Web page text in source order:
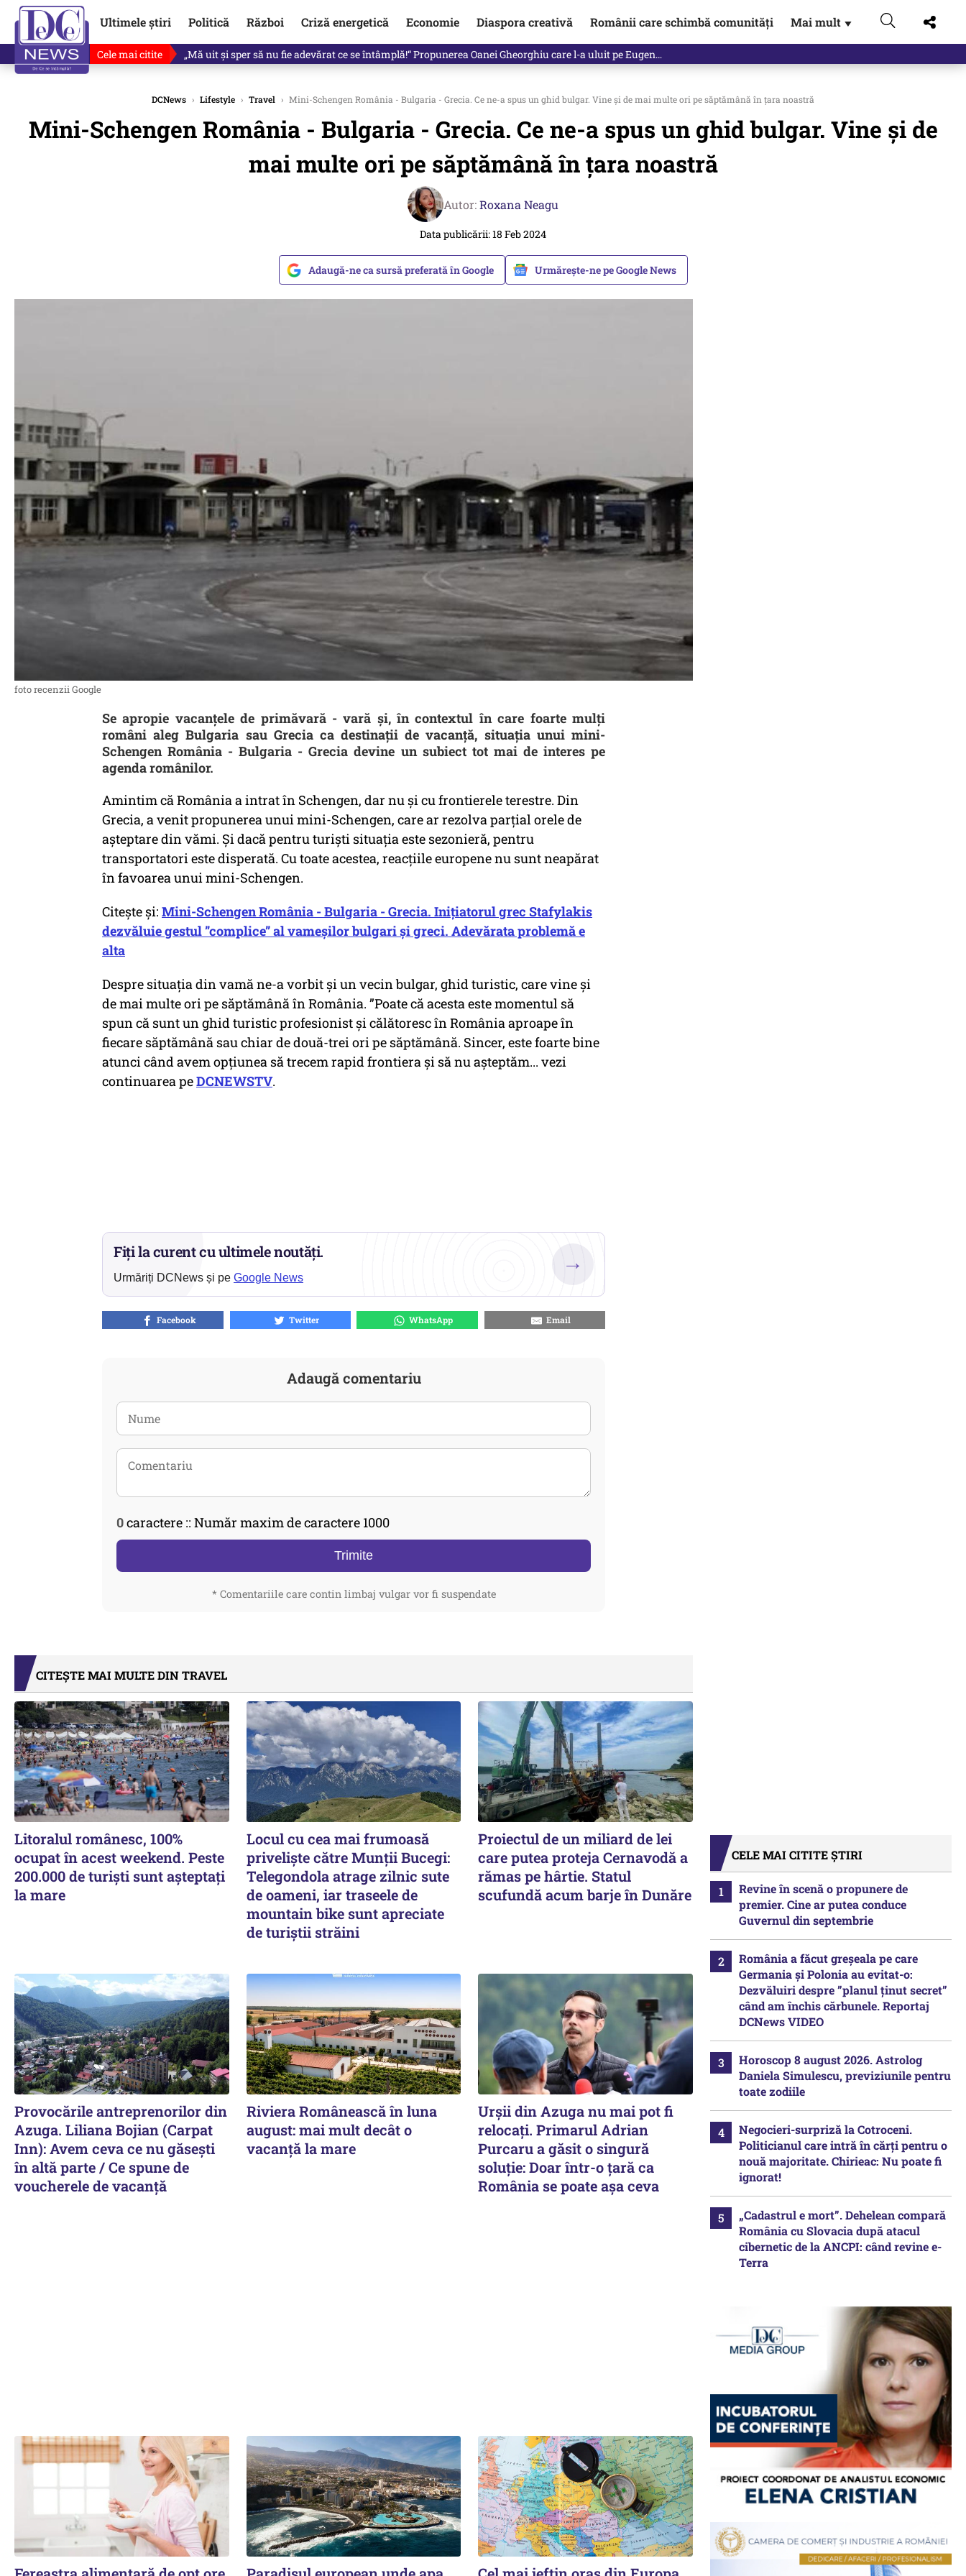
Ultimele știri Politică Război Criză energetică Economie Diaspora creativă Românii care schimbă comunități Mai mult ▼
Cele mai citite Revine în scenă o propunere de premier. Cine ar putea conduce Guvernul din septembrie
DCNews › Lifestyle › Travel › Mini-Schengen România - Bulgaria - Grecia. Ce ne-a spus un ghid bulgar. Vine și de mai multe ori pe săptămână în țara noastră
Mini-Schengen România - Bulgaria - Grecia. Ce ne-a spus un ghid bulgar. Vine și de
mai multe ori pe săptămână în țara noastră
Autor:Roxana Neagu
Data publicării: 18 Feb 2024
Adaugă-ne ca sursă preferată în Google Urmărește-ne pe Google News
foto recenzii Google
Se apropie vacanțele de primăvară - vară și, în contextul în care foarte mulți
români aleg Bulgaria sau Grecia ca destinații de vacanță, situația unui mini-
Schengen România - Bulgaria - Grecia devine un subiect tot mai de interes pe
agenda românilor.
Amintim că România a intrat în Schengen, dar nu și cu frontierele terestre. Din
Grecia, a venit propunerea unui mini-Schengen, care ar rezolva parțial orele de
așteptare din vămi. Și dacă pentru turiști situația este sezonieră, pentru
transportatori este disperată. Cu toate acestea, reacțiile europene nu sunt neapărat
în favoarea unui mini-Schengen.
Citește și: Mini-Schengen România - Bulgaria - Grecia. Inițiatorul grec Stafylakis
dezvăluie gestul ”complice” al vameșilor bulgari și greci. Adevărata problemă e
alta
Despre situația din vamă ne-a vorbit și un vecin bulgar, ghid turistic, care vine și
de mai multe ori pe săptămână în România. ”Poate că acesta este momentul să
spun că sunt un ghid turistic profesionist și călătoresc în România aproape în
fiecare săptămână sau chiar de două-trei ori pe săptămână. Sincer, este foarte bine
atunci când avem opțiunea să trecem rapid frontiera și să nu așteptăm... vezi
continuarea peDCNEWSTV.
Fiți la curent cu ultimele noutăți.
Urmăriți DCNews și pe Google News
→
Facebook Twitter WhatsApp Email
Adaugă comentariu
0caractere :: Număr maxim de caractere 1000
Trimite
* Comentariile care contin limbaj vulgar vor fi suspendate
CITEȘTE MAI MULTE DIN TRAVEL
Litoralul românesc, 100%
ocupat în acest weekend. Peste
200.000 de turiști sunt așteptați
la mare
Locul cu cea mai frumoasă
priveliște către Munții Bucegi:
Telegondola atrage zilnic sute
de oameni, iar traseele de
mountain bike sunt apreciate
de turiștii străini
Proiectul de un miliard de lei
care putea proteja Cernavodă a
rămas pe hârtie. Statul
scufundă acum barje în Dunăre
Provocările antreprenorilor din
Azuga. Liliana Bojian (Carpat
Inn): Avem ceva ce nu găsești
în altă parte / Ce spune de
voucherele de vacanță
Riviera Românească în luna
august: mai mult decât o
vacanță la mare
Urșii din Azuga nu mai pot fi
relocați. Primarul Adrian
Purcaru a găsit o singură
soluție: Doar într-o țară ca
România se poate așa ceva
CELE MAI CITITE ȘTIRI
Revine în scenă o propunere de
premier. Cine ar putea conduce
Guvernul din septembrie
România a făcut greșeala pe care
Germania și Polonia au evitat-o:
Dezvăluiri despre ”planul ținut secret”
când am închis cărbunele. Reportaj
DCNews VIDEO
Horoscop 8 august 2026. Astrolog
Daniela Simulescu, previziunile pentru
toate zodiile
Negocieri-surpriză la Cotroceni.
Politicianul care intră în cărți pentru o
nouă majoritate. Chirieac: Nu poate fi
ignorat!
„Cadastrul e mort”. Dehelean compară
România cu Slovacia după atacul
cibernetic de la ANCPI: când revine e-
Terra